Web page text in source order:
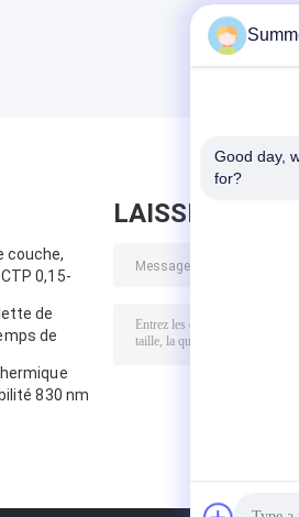
couche,
0,15-
de
de
830 nm
LAISSEZ UN
Good day,
for?